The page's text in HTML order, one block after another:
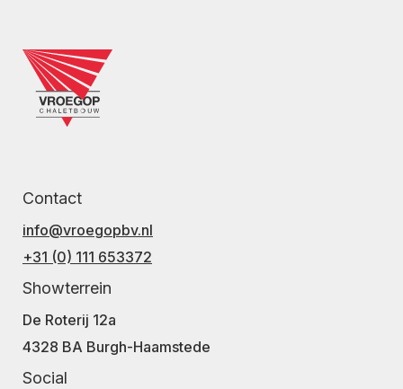
Contact
info@vroegopbv.nl
+31 (0) 111 653372
Showterrein
De Roterij 12a
4328 BA Burgh-Haamstede
Social